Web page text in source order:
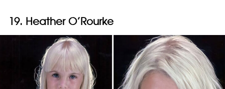
19. Heather O’Rourke